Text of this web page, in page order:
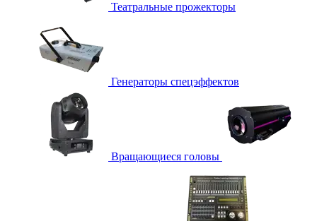
Театральные прожекторы
Генераторы спецэффектов
Вращающиеся головы